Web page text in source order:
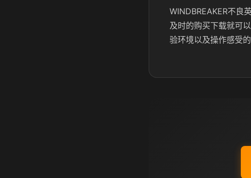
WINDBREAKER不良
及时的购买下载就可
验环境以及操作感受的